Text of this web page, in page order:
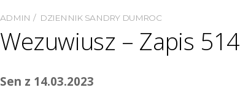
ADMIN DZIENNIK SANDRY DUMROC
Wezuwiusz – Zapis 514
Sen z 14.03.2023